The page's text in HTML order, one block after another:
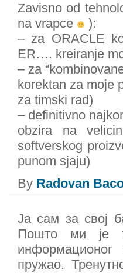
Zavisno od
na vrapce
):
– za ORACLE
ER…. kreiranje
– za
korektan za moje
za timski rad)
– definitivno
obzira na
softverskog
punom sjaju)
By Radovan
Ја сам за свој
Пошто ми је
пружао.